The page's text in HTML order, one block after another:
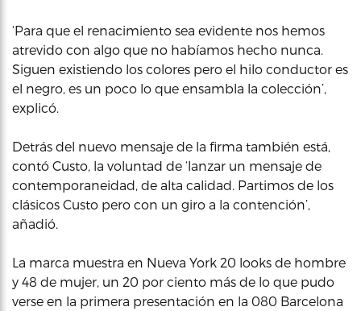
‘Para que el renacimiento sea evidente nos hemos
atrevido con algo que no habíamos hecho nunca.
Siguen existiendo los colores pero el hilo conductor es
el negro, es un poco lo que ensambla la colección’,
explicó.
Detrás del nuevo mensaje de la firma también está,
contó Custo, la voluntad de ‘lanzar un mensaje de
contemporaneidad, de alta calidad. Partimos de los
clásicos Custo pero con un giro a la contención’,
añadió.
La marca muestra en Nueva York 20 looks de hombre
y 48 de mujer, un 20 por ciento más de lo que pudo
verse en la primera presentación en la 080 Barcelona